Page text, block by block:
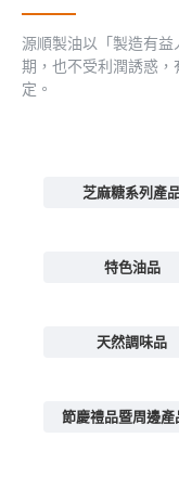
源順製油以「製造有
期，也不受利潤誘惑
定。
芝麻糖系列產
特色油品
天然調味品
節慶禮品暨周邊產